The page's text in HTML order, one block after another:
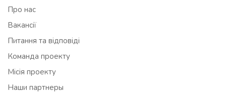
Про нас
Вакансії
Питання та відповіді
Команда проекту
Місія проекту
Наши партнеры